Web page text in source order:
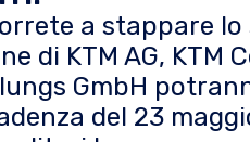
a stappare lo
di KTM AG, KTM
GmbH
del 23